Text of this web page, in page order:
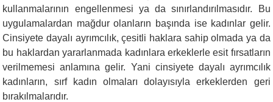
kullanmalarının engellenmesi ya da sınırlandırılmasıdır. Bu
uygulamalardan mağdur olanların başında ise kadınlar gelir.
Cinsiyete dayalı ayrımcılık, çesitli haklara sahip olmada ya da
bu haklardan yararlanmada kadınlara erkeklerle esit fırsatların
verilmemesi anlamına gelir. Yani cinsiyete dayalı ayrımcılık
kadınların, sırf kadın olmaları dolayısıyla erkeklerden geri
bırakılmalarıdır.